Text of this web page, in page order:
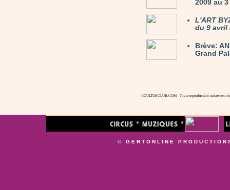
2009 au
L'ART
du 9 avril
Brève:
Grand
©CULTURCLUB.COM - Toute reproduction strictement
© GERTONLINE